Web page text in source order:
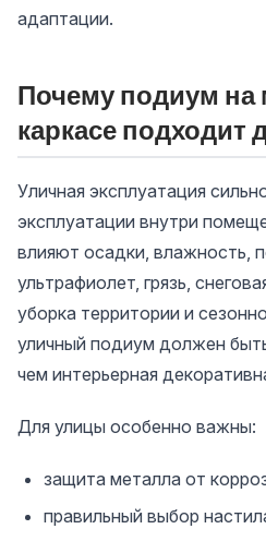
адаптации.
Почему подиум на
каркасе подходит
Уличная эксплуатация
эксплуатации внутри
влияют осадки, влажность,
ультрафиолет, грязь,
уборка территории и
уличный подиум должен
чем интерьерная
Для улицы особенно важны:
защита металла от
правильный выбор